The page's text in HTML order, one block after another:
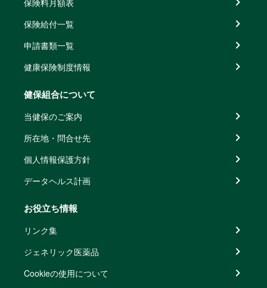
保険料月額表
保険給付一覧
申請書類一覧
健康保険制度情報
健保組合について
当健保のご案内
所在地・問合せ先
個人情報保護方針
データヘルス計画
お役立ち情報
リンク集
ジェネリック医薬品
Cookieの使用について